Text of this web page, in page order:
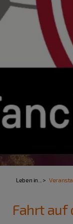
Leben in...
Fahrt auf